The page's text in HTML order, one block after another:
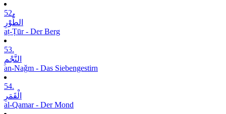
52.
الطُّوْرِ
aṭ-Ṭūr - Der Berg
53.
النَّجْمِ
an-Naǧm - Das Siebengestirn
54.
الْقَمَرِ
al-Qamar - Der Mond